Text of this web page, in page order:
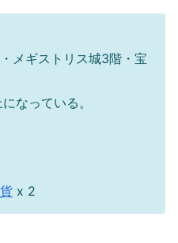
メギストリス城3階・宝
なっている。
x 2